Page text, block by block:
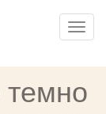
темно